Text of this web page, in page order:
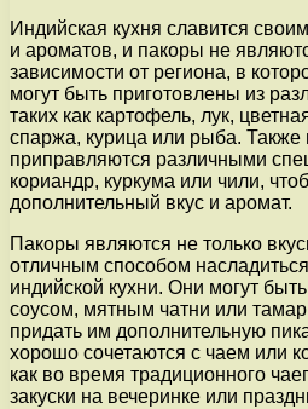
Индийская кухня славится
и ароматов, и пакоры не
зависимости от региона, в
могут быть приготовлены из
таких как картофель, лук,
спаржа, курица или рыба. Также
приправляются различными
кориандр, куркума или чили,
дополнительный вкус и аромат.
Пакоры являются не только
отличным способом
индийской кухни. Они могут
соусом, мятным чатни или
придать им дополнительную
хорошо сочетаются с чаем или
как во время традиционного
закуски на вечеринке или